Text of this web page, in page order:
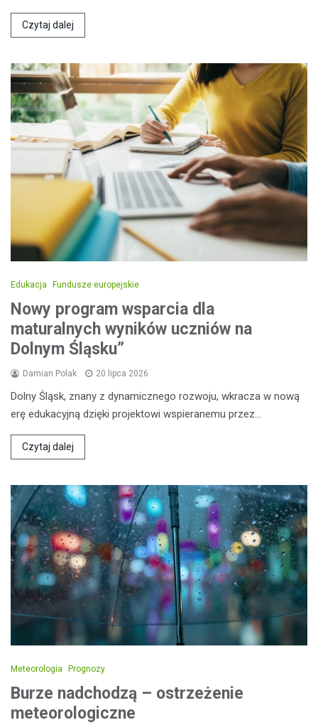
Czytaj dalej
Edukacja Fundusze europejskie
Nowy program wsparcia dla
maturalnych wyników uczniów na
Dolnym Śląsku”
Damian Polak 20 lipca 2026
Dolny Śląsk, znany z dynamicznego rozwoju, wkracza w nową
erę edukacyjną dzięki projektowi wspieranemu przez…
Czytaj dalej
Meteorologia Prognozy
Burze nadchodzą – ostrzeżenie
meteorologiczne